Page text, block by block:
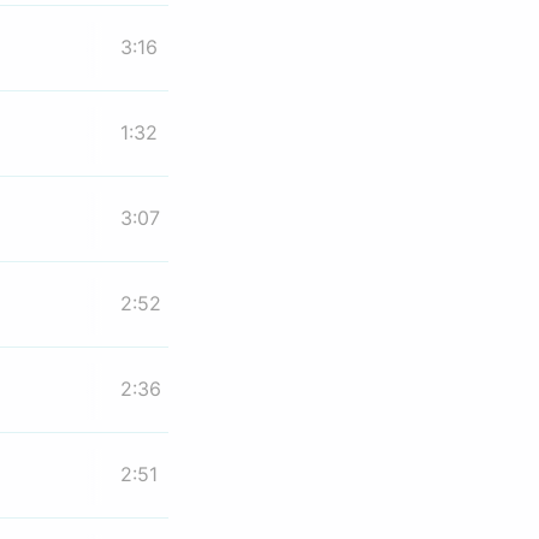
3:16
1:32
3:07
2:52
2:36
2:51